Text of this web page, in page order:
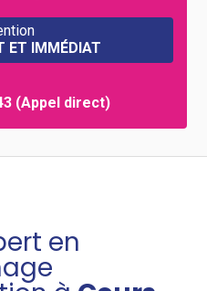
ET IMMÉDIAT
(Appel direct)
en